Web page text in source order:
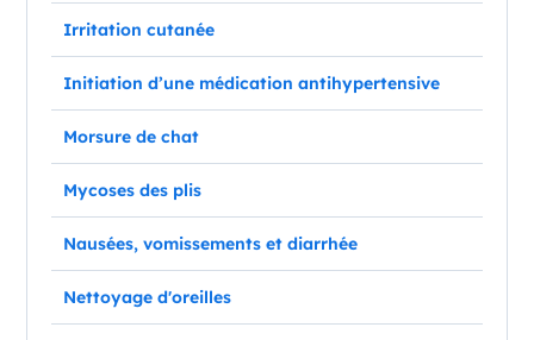
Irritation cutanée
Initiation d’une médication antihypertensive
Morsure de chat
Mycoses des plis
Nausées, vomissements et diarrhée
Nettoyage d'oreilles